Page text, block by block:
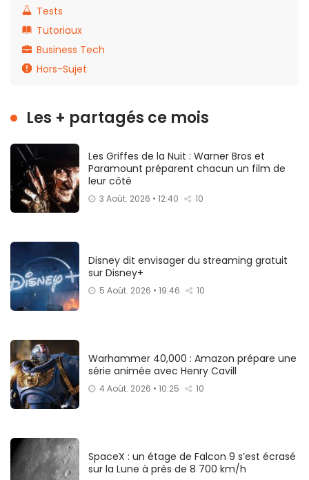
Tests
Tutoriaux
Business Tech
Hors-Sujet
Les + partagés ce mois
Les Griffes de la Nuit : Warner Bros et
Paramount préparent chacun un film de
leur côté
3 Août. 2026 • 12:40 10
Disney dit envisager du streaming gratuit
sur Disney+
5 Août. 2026 • 19:46 10
Warhammer 40,000 : Amazon prépare une
série animée avec Henry Cavill
4 Août. 2026 • 10:25 10
SpaceX : un étage de Falcon 9 s’est écrasé
sur la Lune à près de 8 700 km/h